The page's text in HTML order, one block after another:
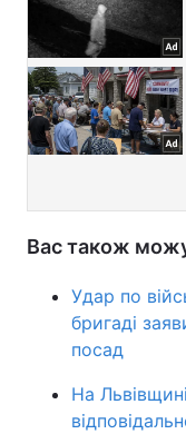
Вас також
Удар по
бригаді
посад
На